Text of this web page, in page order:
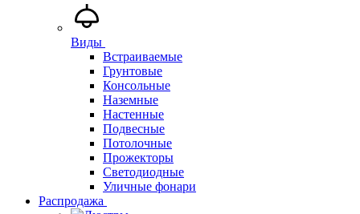
Виды
Встраиваемые
Грунтовые
Консольные
Наземные
Настенные
Подвесные
Потолочные
Прожекторы
Светодиодные
Уличные фонари
Распродажа